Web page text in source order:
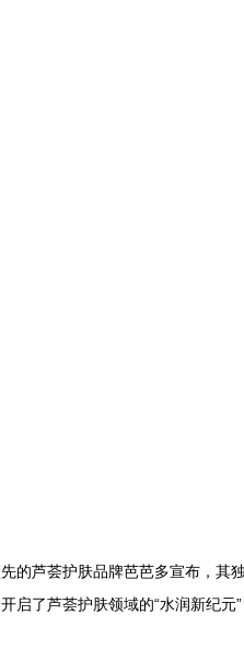
的芦荟护肤品牌芭芭多宣布，其
启了芦荟护肤领域的“水润新纪元